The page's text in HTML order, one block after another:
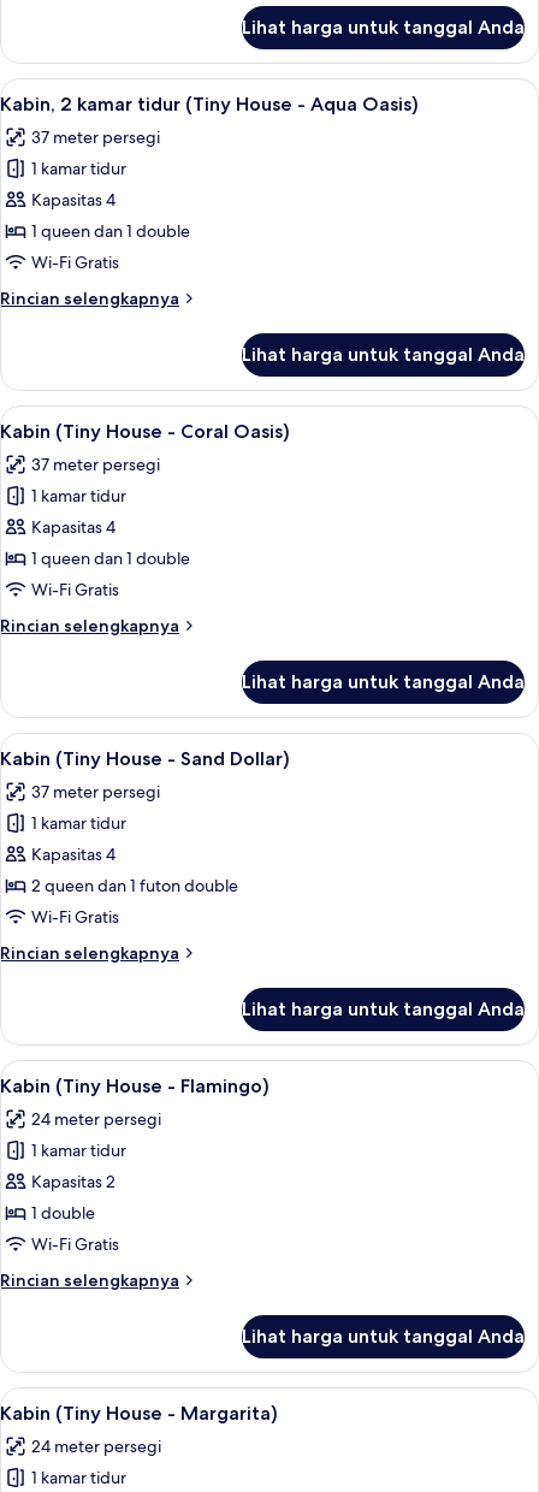
Kabin
(Tiny
House
Red
Lifeguard
Stand)
Lihat harga untuk tanggal Anda
Lihat
semua
foto
untuk
Kabin,
2
kamar
(Tiny
Aqua
Oasis)
Kabin, 2 kamar tidur (Tiny House -
11
Kabin, 2 kamar tidur (Tiny House - Aqua Oasis)
37 meter persegi
1 kamar tidur
Kapasitas 4
1 queen dan 1 double
Wi-Fi Gratis
Rincian selengkapnya
Rincian
Kabin,
kamar
(Tiny
House
Aqua
Oasis)
Lihat harga untuk tanggal Anda
Lihat
semua
foto
untuk
Kabin
(Tiny
House
Coral
Kabin (Tiny House - Coral Oasis) |
13
Kabin (Tiny House - Coral Oasis)
37 meter persegi
1 kamar tidur
Kapasitas 4
1 queen dan 1 double
Wi-Fi Gratis
Rincian selengkapnya
Rincian
Kabin
(Tiny
House
Coral
Oasis)
Lihat harga untuk tanggal Anda
Lihat
semua
foto
untuk
Kabin
(Tiny
House
Sand
Kabin (Tiny House - Sand Dollar) |
10
Kabin (Tiny House - Sand Dollar)
37 meter persegi
1 kamar tidur
Kapasitas 4
2 queen dan 1 futon double
Wi-Fi Gratis
Rincian selengkapnya
Rincian
Kabin
(Tiny
House
Sand
Dollar)
Lihat harga untuk tanggal Anda
Lihat
semua
foto
untuk
Kabin
(Tiny
House
Flamingo)
Kabin (Tiny House - Flamingo) |
14
Kabin (Tiny House - Flamingo)
24 meter persegi
1 kamar tidur
Kapasitas 2
1 double
Wi-Fi Gratis
Rincian selengkapnya
Rincian
Kabin
(Tiny
House
Flamingo)
Lihat harga untuk tanggal Anda
Lihat
semua
foto
untuk
Kabin (Tiny House - Margarita) |
13
Kabin (Tiny House - Margarita)
24 meter persegi
1 kamar tidur